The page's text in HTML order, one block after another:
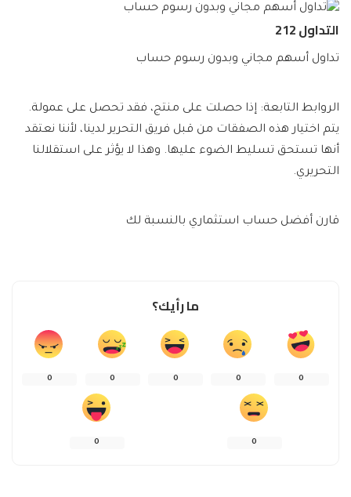
التداول 212
تداول أسهم مجاني وبدون رسوم حساب
الروابط التابعة: إذا حصلت على منتج، فقد تحصل على عمولة.
يتم اختيار هذه الصفقات من قبل فريق التحرير لدينا، لأننا نعتقد
أنها تستحق تسليط الضوء عليها. وهذا لا يؤثر على استقلالنا
التحريري.
قارن أفضل حساب استثماري بالنسبة لك
ما رأيك؟
0
0
0
0
0
0
0